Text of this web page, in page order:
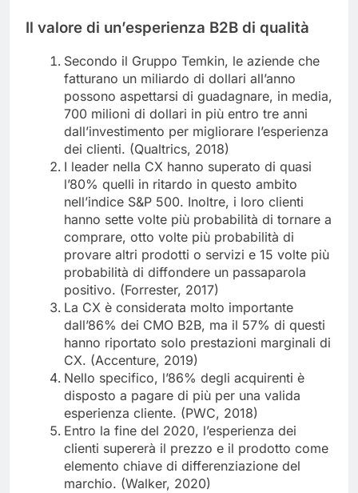
Il valore di un’esperienza B2B di qualità
Secondo il Gruppo Temkin, le aziende che
fatturano un miliardo di dollari all’anno
possono aspettarsi di guadagnare, in media,
700 milioni di dollari in più entro tre anni
dall’investimento per migliorare l’esperienza
dei clienti. (Qualtrics, 2018)
I leader nella CX hanno superato di quasi
l’80% quelli in ritardo in questo ambito
nell’indice S&P 500. Inoltre, i loro clienti
hanno sette volte più probabilità di tornare a
comprare, otto volte più probabilità di
provare altri prodotti o servizi e 15 volte più
probabilità di diffondere un passaparola
positivo. (Forrester, 2017)
La CX è considerata molto importante
dall’86% dei CMO B2B, ma il 57% di questi
hanno riportato solo prestazioni marginali di
CX. (Accenture, 2019)
Nello specifico, l’86% degli acquirenti è
disposto a pagare di più per una valida
esperienza cliente. (PWC, 2018)
Entro la fine del 2020, l’esperienza dei
clienti supererà il prezzo e il prodotto come
elemento chiave di differenziazione del
marchio. (Walker, 2020)